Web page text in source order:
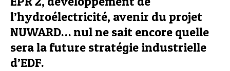
l’hydroélectricité, avenir du projet
NUWARD… nul ne sait encore quelle
sera la future stratégie industrielle
d’EDF.